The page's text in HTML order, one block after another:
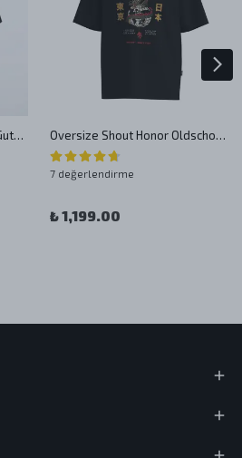
Shout Oversize Original No Guts No Glory Oldschool Unisex T-Shirt Oversize Shout Honor Oldschool Unisex T-Shirt
7 değerlendirme
₺ 1,199.00